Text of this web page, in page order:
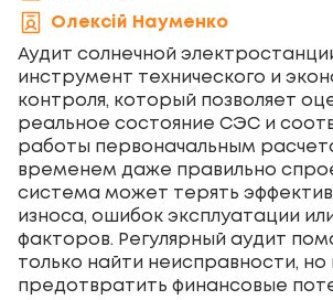
Олексій Науменко
Аудит солнечной
инструмент технического и
контроля, который позволяет
реальное состояние СЭС и
работы первоначальным
временем даже правильно
система может терять
износа, ошибок эксплуатации
факторов. Регулярный аудит
только найти неисправности, но
предотвратить финансовые